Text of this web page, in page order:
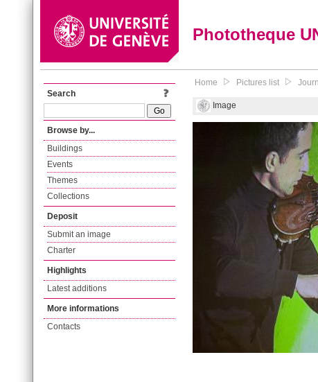
Phototheque
Search
Browse by...
Buildings
Events
Themes
Collections
Deposit
Submit an image
Charter
Highlights
Latest additions
More informations
Contacts
Home Pictures list
Image